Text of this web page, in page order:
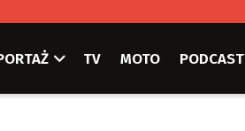
TV MOTO